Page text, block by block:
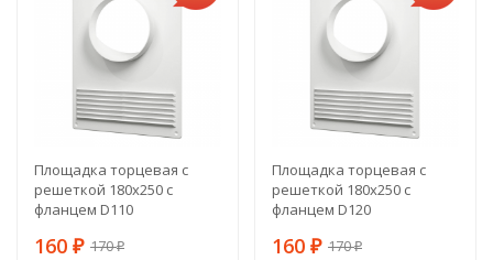
Площадка торцевая с
решеткой 180х250 с
фланцем D110
160 ₽ 170₽
Площадка торцевая с
решеткой 180х250 с
фланцем D120
160 ₽ 170₽